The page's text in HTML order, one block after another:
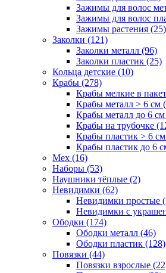
Зажимы для волос
Зажимы для волос
Зажимы растения (25)
Заколки (121)
Заколки металл (96)
Заколки пластик (25)
Кольца детские (10)
Крабы (278)
Крабы мелкие в
Крабы металл > 6 см
Крабы металл до 6
Крабы на трубочке
Крабы пластик > 6
Крабы пластик до 6
Мех (16)
Наборы (53)
Наушники тёплые (2)
Невидимки (62)
Невидимки простые
Невидимки с
Ободки (174)
Ободки металл (46)
Ободки пластик (128)
Повязки (44)
Повязки взрослые